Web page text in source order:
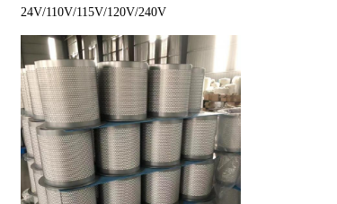
24V/110V/115V/120V/240V